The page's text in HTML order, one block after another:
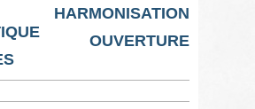
HARMONISATION
OUVERTURE